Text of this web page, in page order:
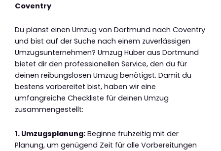
Coventry
Du planst einen Umzug von Dortmund nach Coventry
und bist auf der Suche nach einem zuverlässigen
Umzugsunternehmen? Umzug Huber aus Dortmund
bietet dir den professionellen Service, den du für
deinen reibungslosen Umzug benötigst. Damit du
bestens vorbereitet bist, haben wir eine
umfangreiche Checkliste für deinen Umzug
zusammengestellt:
1. Umzugsplanung: Beginne frühzeitig mit der
Planung, um genügend Zeit für alle Vorbereitungen